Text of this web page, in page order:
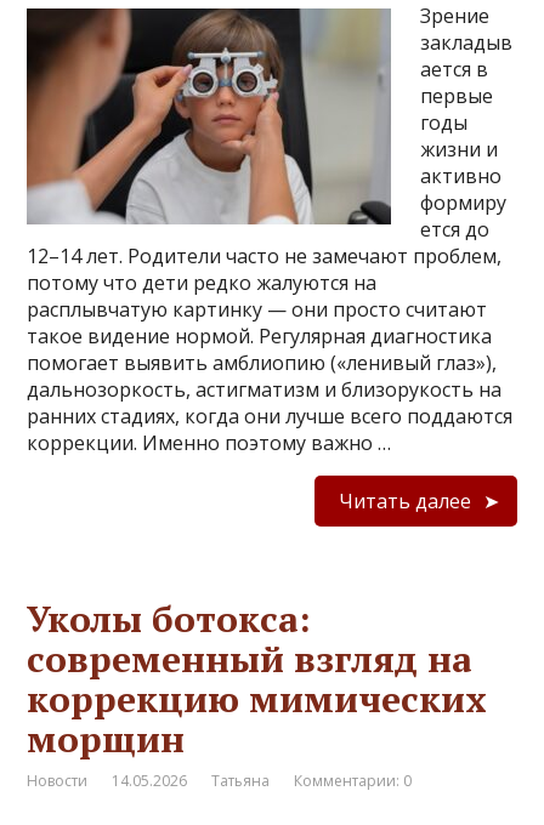
Зрение
закладыв
ается в
первые
годы
жизни и
активно
формиру
ется до
12–14 лет. Родители часто не замечают проблем,
потому что дети редко жалуются на
расплывчатую картинку — они просто считают
такое видение нормой. Регулярная диагностика
помогает выявить амблиопию («ленивый глаз»),
дальнозоркость, астигматизм и близорукость на
ранних стадиях, когда они лучше всего поддаются
коррекции. Именно поэтому важно …
Читать далее
Уколы ботокса:
современный взгляд на
коррекцию мимических
морщин
Новости 14.05.2026 Татьяна Комментарии: 0